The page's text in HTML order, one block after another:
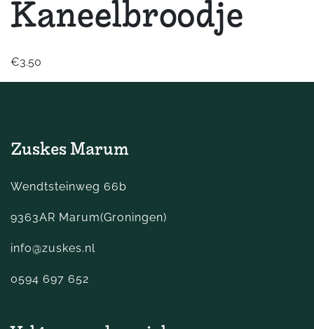
Kaneelbroodje
€3.50
Zuskes Marum
Wendtsteinweg 66b
9363AR Marum(Groningen)
info@zuskes.nl
0594 697 652